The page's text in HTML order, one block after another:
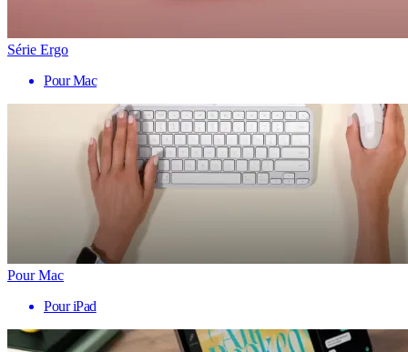
Série Ergo
Pour Mac
Pour Mac
Pour iPad